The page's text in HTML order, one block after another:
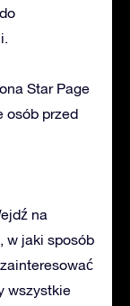
Star Page
osób przed
na
w jaki sposób
wszystkie